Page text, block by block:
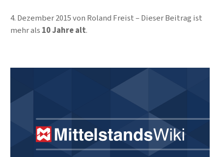
4. Dezember 2015von Roland Freist
Dieser Beitrag ist
mehr als 10 Jahre alt.